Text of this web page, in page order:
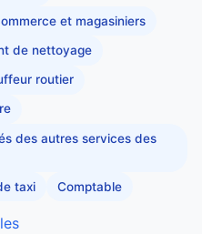
et magasiniers
de nettoyage
routier
des autres services des
taxi Comptable